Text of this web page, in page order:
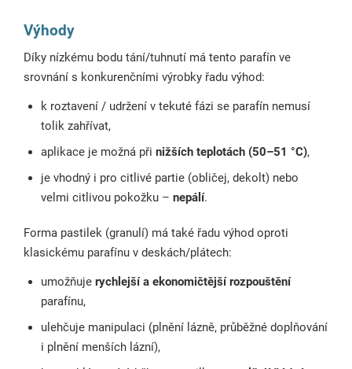
Výhody
Díky nízkému bodu tání/tuhnutí má tento parafín ve
srovnání s konkurenčními výrobky řadu výhod:
k roztavení / udržení v tekuté fázi se parafín nemusí
tolik zahřívat,
aplikace je možná při nižších teplotách (50–51 °C),
je vhodný i pro citlivé partie (obličej, dekolt) nebo
velmi citlivou pokožku – nepálí.
Forma pastilek (granulí) má také řadu výhod oproti
klasickému parafínu v deskách/plátech:
umožňuje rychlejší a ekonomičtější rozpouštění
parafínu,
ulehčuje manipulaci (plnění lázně, průběžné doplňování
i plnění menších lázní),